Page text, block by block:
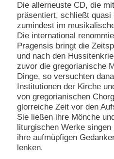
Die allerneuste CD, die
präsentiert, schließt quasi
zumindest im
Die international
Pragensis bringt die
und nach den
zuvor die gregorianische
Dinge, so versuchten
Institutionen der Kirche
von gregorianischen
glorreiche Zeit vor den
Sie ließen ihre Mönche
liturgischen Werke
ihre aufmüpfigen
lenken.